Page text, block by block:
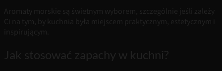
Aromaty morskie są świetnym wyborem, szczególnie jeśli zależy
Ci na tym, by kuchnia była miejscem praktycznym, estetycznym i
inspirującym.
Jak stosować zapachy w kuchni?